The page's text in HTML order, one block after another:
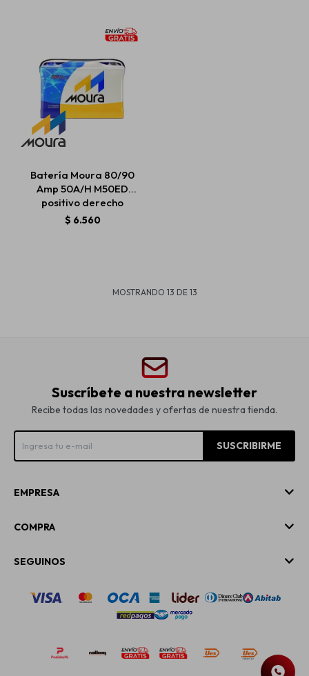
Batería Moura 80/90
Amp 50A/H M50ED
positivo derecho
$ 6.560
MOSTRANDO 13 DE 13
Suscríbete a nuestra newsletter
Recibe todas las novedades y ofertas de nuestra tienda.
SUSCRIBIRME
EMPRESA
COMPRA
SEGUINOS